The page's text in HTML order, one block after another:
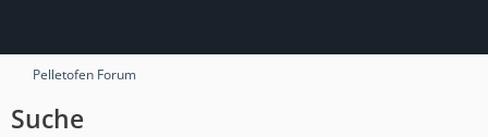
Pelletofen Forum
Suche